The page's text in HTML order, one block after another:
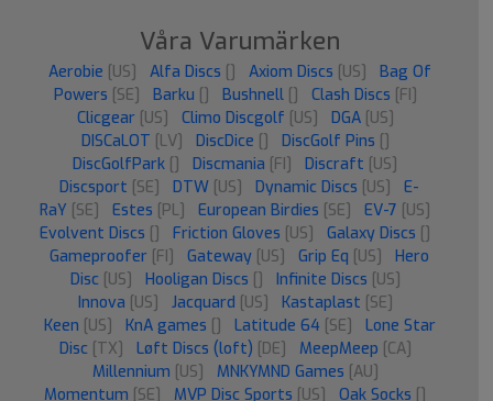
Våra Varumärken
Aerobie [US] Alfa Discs [] Axiom Discs [US]
Bag Of
Powers [SE] Barku [] Bushnell [] Clash Discs [FI]
Clicgear [US] Climo Discgolf [US] DGA [US]
DISCaLOT [LV] DiscDice [] DiscGolf Pins []
DiscGolfPark [] Discmania [FI] Discraft [US]
Discsport [SE] DTW [US] Dynamic Discs [US]
E-
RaY [SE] Estes [PL] European Birdies [SE] EV-7 [US]
Evolvent Discs [] Friction Gloves [US] Galaxy Discs []
Gameproofer [FI] Gateway [US] Grip Eq [US]
Hero
Disc [US] Hooligan Discs [] Infinite Discs [US]
Innova [US] Jacquard [US] Kastaplast [SE]
Keen [US] KnA games [] Latitude 64 [SE]
Lone Star
Disc [TX] Løft Discs (loft) [DE] MeepMeep [CA]
Millennium [US] MNKYMND Games [AU]
Momentum [SE] MVP Disc Sports [US] Oak Socks []